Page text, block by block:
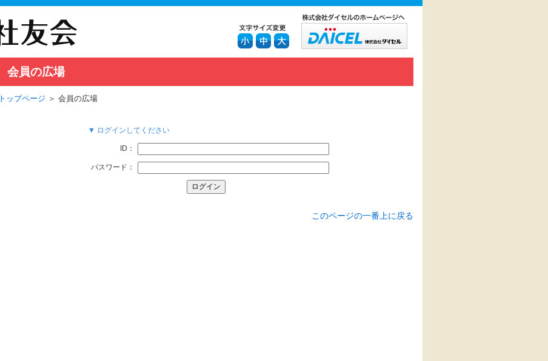
会員の広場
トップページ ＞ 会員の広場
▼ ログインしてください
ID：
パスワード：
このページの一番上に戻る